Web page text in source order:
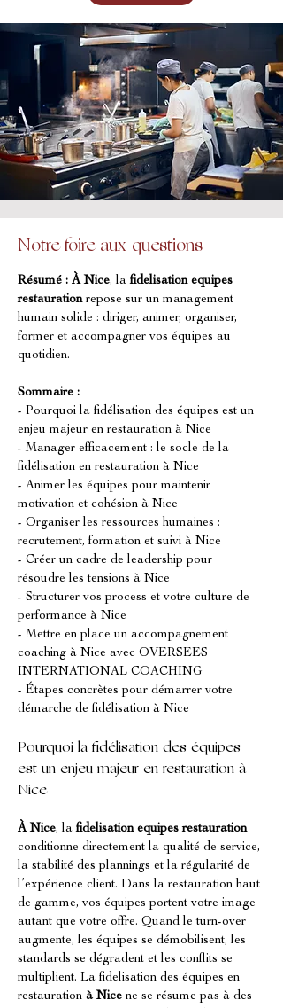
Notre foire aux questions
Résumé : À Nice, la fidelisation equipes
restauration repose sur un management
humain solide : diriger, animer, organiser,
former et accompagner vos équipes au
quotidien.
Sommaire :
- Pourquoi la fidélisation des équipes est un
enjeu majeur en restauration à Nice
- Manager efficacement : le socle de la
fidélisation en restauration à Nice
- Animer les équipes pour maintenir
motivation et cohésion à Nice
- Organiser les ressources humaines :
recrutement, formation et suivi à Nice
- Créer un cadre de leadership pour
résoudre les tensions à Nice
- Structurer vos process et votre culture de
performance à Nice
- Mettre en place un accompagnement
coaching à Nice avec OVERSEES
INTERNATIONAL COACHING
- Étapes concrètes pour démarrer votre
démarche de fidélisation à Nice
Pourquoi la fidélisation des équipes
est un enjeu majeur en restauration à
Nice
À Nice, la fidelisation equipes restauration
conditionne directement la qualité de service,
la stabilité des plannings et la régularité de
l’expérience client. Dans la restauration haut
de gamme, vos équipes portent votre image
autant que votre offre. Quand le turn-over
augmente, les équipes se démobilisent, les
standards se dégradent et les conflits se
multiplient. La fidelisation des équipes en
restauration à Nice ne se résume pas à des